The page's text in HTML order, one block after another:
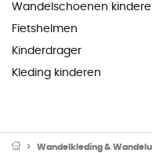
Wandelschoenen
Fietshelmen
Kinderdrager
Kleding kinderen
Wandelkleding &